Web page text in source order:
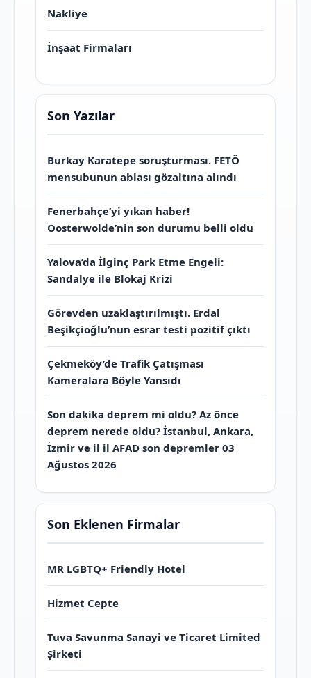
Nakliye
İnşaat Firmaları
Son Yazılar
Burkay Karatepe soruşturması. FETÖ
mensubunun ablası gözaltına alındı
Fenerbahçe’yi yıkan haber!
Oosterwolde’nin son durumu belli oldu
Yalova’da İlginç Park Etme Engeli:
Sandalye ile Blokaj Krizi
Görevden uzaklaştırılmıştı. Erdal
Beşikçioğlu’nun esrar testi pozitif çıktı
Çekmeköy’de Trafik Çatışması
Kameralara Böyle Yansıdı
Son dakika deprem mi oldu? Az önce
deprem nerede oldu? İstanbul, Ankara,
İzmir ve il il AFAD son depremler 03
Ağustos 2026
Son Eklenen Firmalar
MR LGBTQ+ Friendly Hotel
Hizmet Cepte
Tuva Savunma Sanayi ve Ticaret Limited
Şirketi